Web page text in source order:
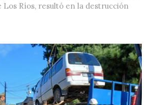
Los Ríos, resultó en la destrucción